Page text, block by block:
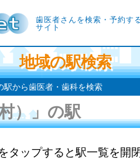
歯医者さんを検索・予約す
サイト
地域の駅検索
駅から歯医者・歯科を検索
村）」の駅
タップすると駅一覧を開